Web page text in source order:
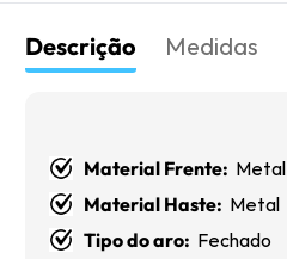
Descrição Medidas
Material Frente: Metal
Material Haste: Metal
Tipo do aro: Fechado